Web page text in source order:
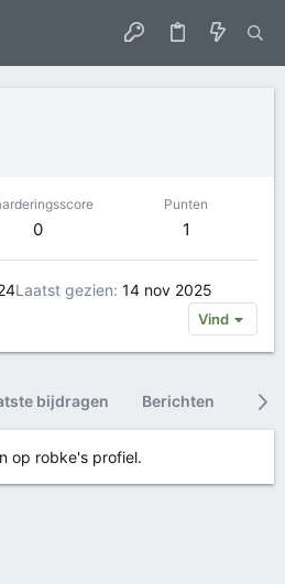
0
Punten
1
Laatst gezien 14 nov 2025
Vind
bijdragen Berichten
op robke's profiel.